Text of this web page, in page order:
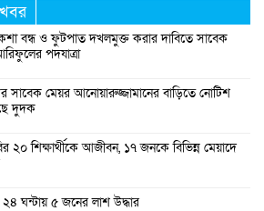
বন্ধ ও ফুটপাত দখলমুক্ত করার দাবিতে সাবেক
পদযাত্রা
সাবেক মেয়র আনোয়ারুজ্জামানের বাড়িতে নোটিশ
দুদক
২০ শিক্ষার্থীকে আজীবন, ১৭ জনকে বিভিন্ন মেয়াদে
২৪ ঘন্টায় ৫ জনের লাশ উদ্ধার